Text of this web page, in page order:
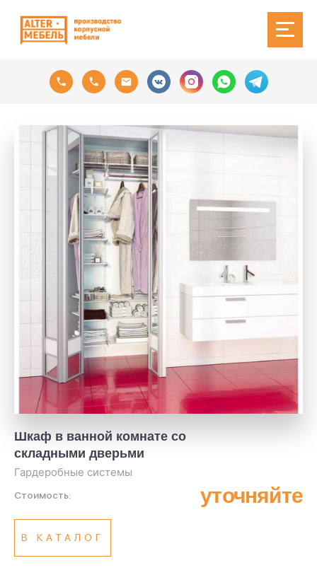
Шкаф в ванной комнате со
складными дверьми
Гардеробные системы
Стоимость: уточняйте
В КАТАЛОГ